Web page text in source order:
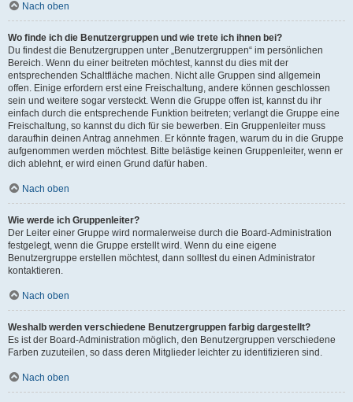
Nach oben
Wo finde ich die Benutzergruppen und wie trete ich ihnen bei?
Du findest die Benutzergruppen unter „Benutzergruppen“ im persönlichen
Bereich. Wenn du einer beitreten möchtest, kannst du dies mit der
entsprechenden Schaltfläche machen. Nicht alle Gruppen sind allgemein
offen. Einige erfordern erst eine Freischaltung, andere können geschlossen
sein und weitere sogar versteckt. Wenn die Gruppe offen ist, kannst du ihr
einfach durch die entsprechende Funktion beitreten; verlangt die Gruppe eine
Freischaltung, so kannst du dich für sie bewerben. Ein Gruppenleiter muss
daraufhin deinen Antrag annehmen. Er könnte fragen, warum du in die Gruppe
aufgenommen werden möchtest. Bitte belästige keinen Gruppenleiter, wenn er
dich ablehnt, er wird einen Grund dafür haben.
Nach oben
Wie werde ich Gruppenleiter?
Der Leiter einer Gruppe wird normalerweise durch die Board-Administration
festgelegt, wenn die Gruppe erstellt wird. Wenn du eine eigene
Benutzergruppe erstellen möchtest, dann solltest du einen Administrator
kontaktieren.
Nach oben
Weshalb werden verschiedene Benutzergruppen farbig dargestellt?
Es ist der Board-Administration möglich, den Benutzergruppen verschiedene
Farben zuzuteilen, so dass deren Mitglieder leichter zu identifizieren sind.
Nach oben